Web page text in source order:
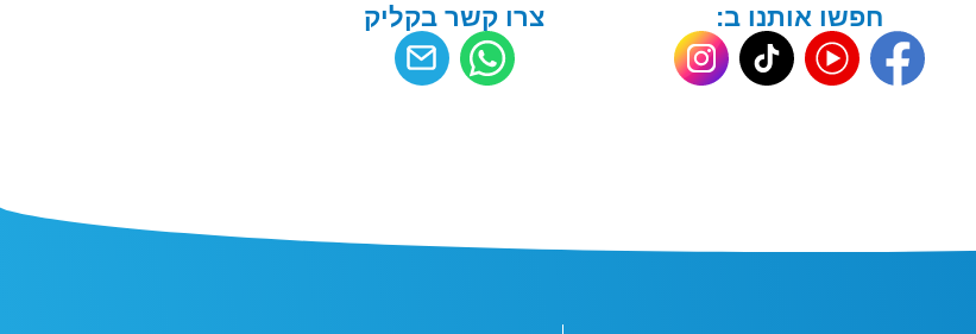
חפשו אותנו ב: צרו קשר בקליק